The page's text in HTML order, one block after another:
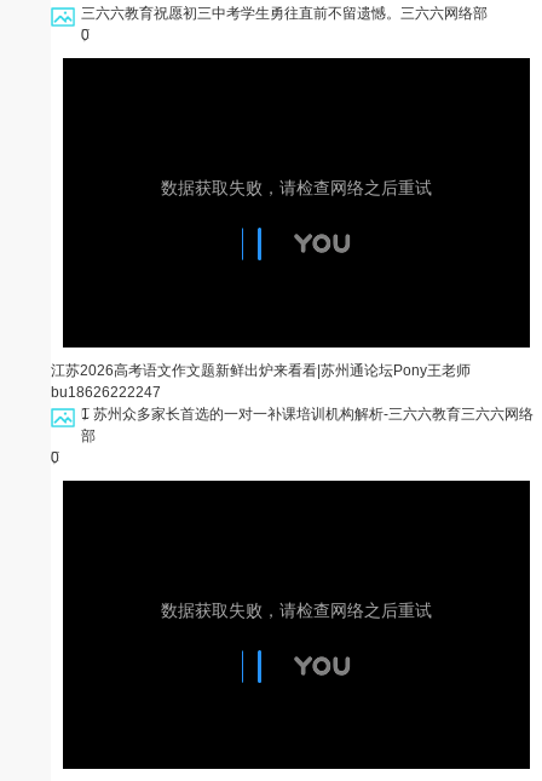
三六六教育祝愿初三中考学生勇往直前不留遗憾。 三六六网络部
0
江苏2026高考语文作文题新鲜出炉来看看|苏州通论坛Pony王老师
bu18626222247
1 苏州众多家长首选的一对一补课培训机构解析-三六六教育三六六网络
部
0